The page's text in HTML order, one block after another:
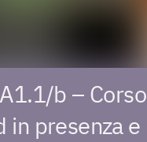
b – Corso
in presenza e